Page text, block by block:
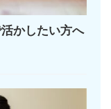
かしたい方へ